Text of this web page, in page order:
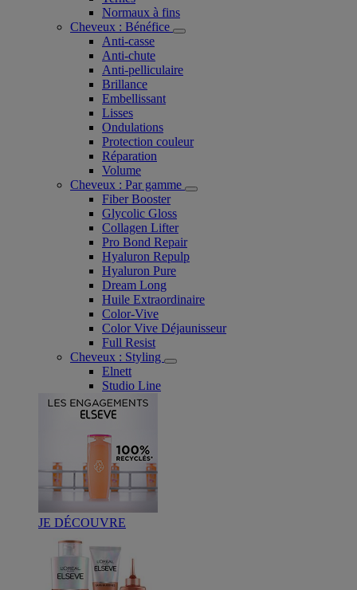
Normaux à fins
Cheveux : Bénéfice
Anti-casse
Anti-chute
Anti-pelliculaire​
Brillance
Embellissant
Lisses
Ondulations
Protection couleur​
Réparation
Volume
Cheveux : Par gamme
Fiber Booster
Glycolic Gloss
Collagen Lifter
Pro Bond Repair
Hyaluron Repulp
Hyaluron Pure
Dream Long
Huile Extraordinaire
Color-Vive
Color Vive Déjaunisseur
Full Resist
Cheveux : Styling
Elnett
Studio Line
JE DÉCOUVRE